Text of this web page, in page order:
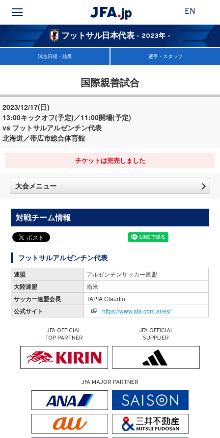
EN
フットサル日本代表 - 2023年 -
試合日程・結果 選手・スタッフ
国際親善試合
2023/12/17(日)
13:00キックオフ(予定)／11:00開場(予定)
vs フットサルアルゼンチン代表
北海道／帯広市総合体育館
チケットは完売しました
大会メニュー
対戦チーム情報
フットサルアルゼンチン代表
連盟 アルゼンチンサッカー連盟
大陸連盟 南米
サッカー連盟会長 TAPIA Claudio
公式サイト https://www.afa.com.ar/es/
JFA OFFICIAL
TOP PARTNER
JFA OFFICIAL
SUPPLIER
JFA MAJOR PARTNER